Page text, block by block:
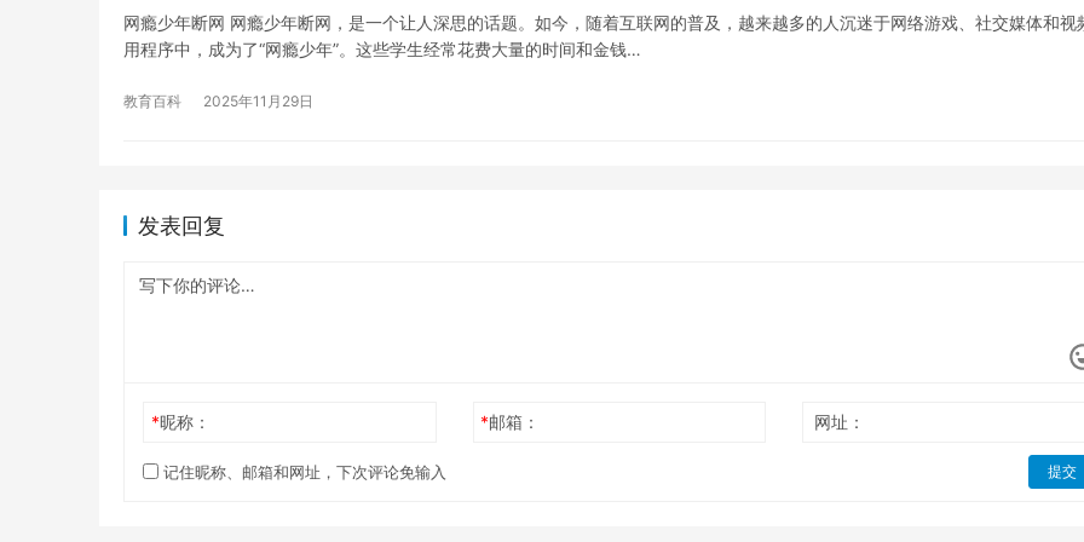
网瘾少年断网 网瘾少年断网，是一个让人深思的话题。如今，随着互联网的普及，越来越多的人沉迷于网络游戏、社交媒体和视
用程序中，成为了“网瘾少年”。这些学生经常花费大量的时间和金钱…
教育百科 2025年11月29日
发表回复
*昵称： *邮箱： 网址：
记住昵称、邮箱和网址，下次评论免输入 提交